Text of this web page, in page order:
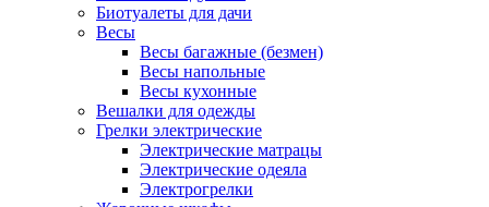
Биотуалеты для дачи
Весы
Весы багажные (безмен)
Весы напольные
Весы кухонные
Вешалки для одежды
Грелки электрические
Электрические матрацы
Электрические одеяла
Электрогрелки